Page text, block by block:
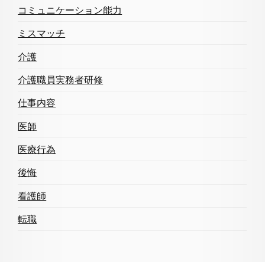
コミュニケーション能力
ミスマッチ
介護
介護職員実務者研修
仕事内容
医師
医療行為
後悔
看護師
転職